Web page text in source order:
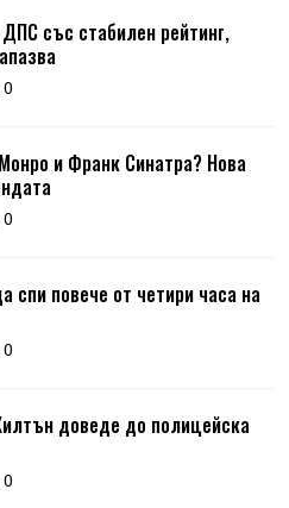
със стабилен рейтинг,
0
и Франк Синатра? Нова
0
спи повече от четири часа на
0
доведе до полицейска
0